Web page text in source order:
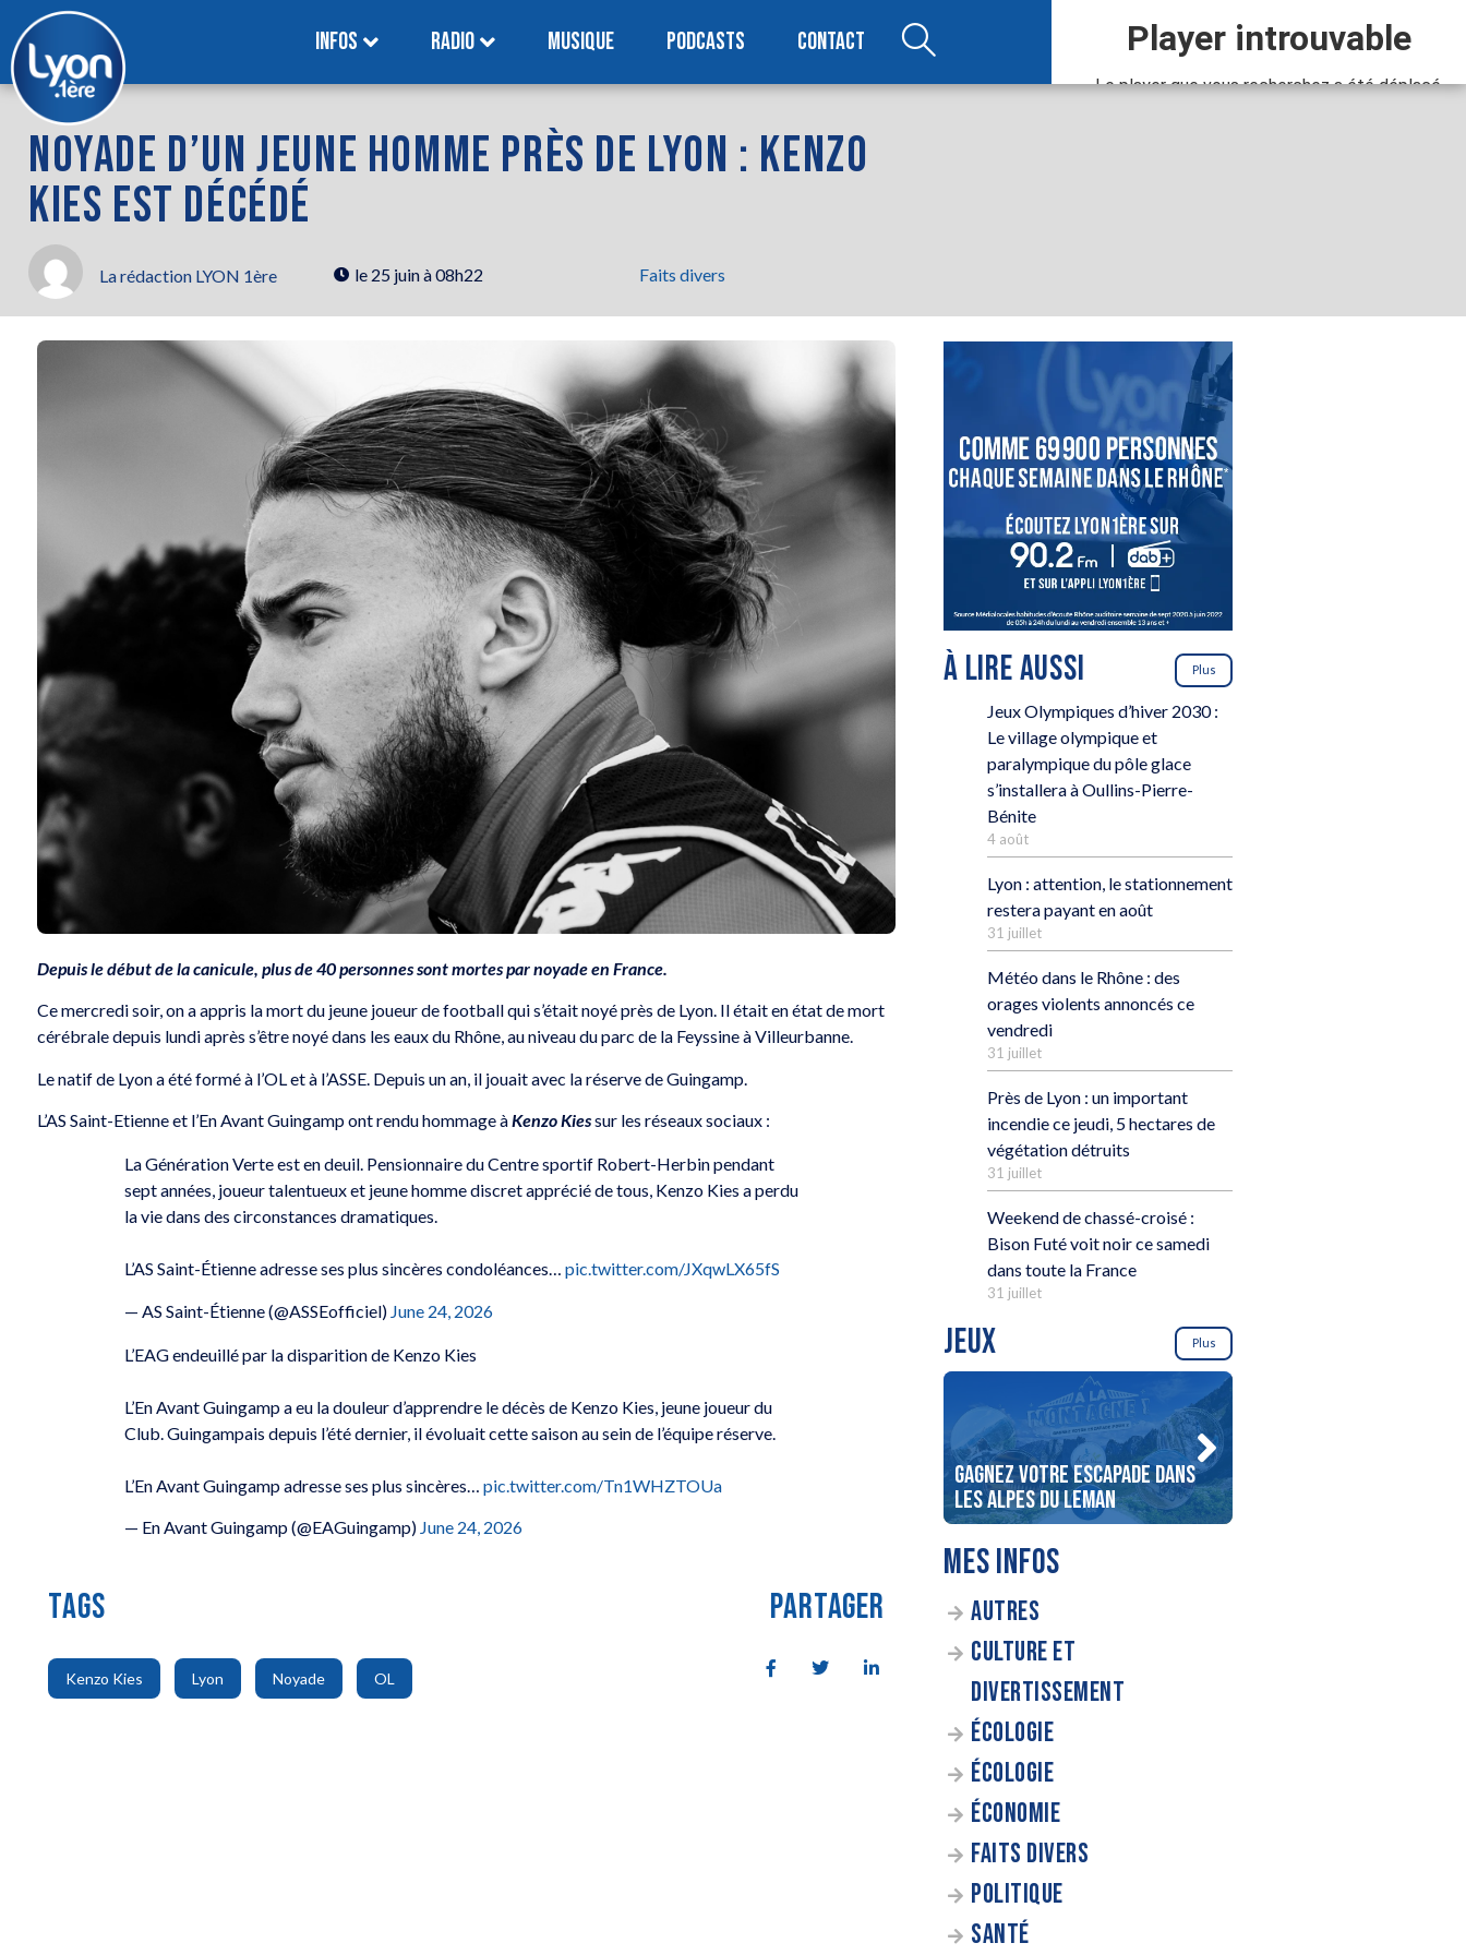
INFOS RADIO MUSIQUE PODCASTS CONTACT
NOYADE D’UN JEUNE HOMME PRÈS DE LYON : KENZO
KIES EST DÉCÉDÉ
La rédaction LYON 1ère le 25 juin à 08h22 Faits divers
Depuis le début de la canicule, plus de 40 personnes sont mortes par noyade en France.
Ce mercredi soir, on a appris la mort du jeune joueur de football qui s’était noyé près de Lyon. Il était en état de mort
cérébrale depuis lundi après s’être noyé dans les eaux du Rhône, au niveau du parc de la Feyssine à Villeurbanne.
Le natif de Lyon a été formé à l’OL et à l’ASSE. Depuis un an, il jouait avec la réserve de Guingamp.
L’AS Saint-Etienne et l’En Avant Guingamp ont rendu hommage àKenzo Kiessur les réseaux sociaux :
La Génération Verte est en deuil. Pensionnaire du Centre sportif Robert-Herbin pendant
sept années, joueur talentueux et jeune homme discret apprécié de tous, Kenzo Kies a perdu
la vie dans des circonstances dramatiques.
L’AS Saint-Étienne adresse ses plus sincères condoléances…pic.twitter.com/JXqwLX65fS
— AS Saint-Étienne (@ASSEofficiel) June 24, 2026
L’EAG endeuillé par la disparition de Kenzo Kies
L’En Avant Guingamp a eu la douleur d’apprendre le décès de Kenzo Kies, jeune joueur du
Club. Guingampais depuis l’été dernier, il évoluait cette saison au sein de l’équipe réserve.
L’En Avant Guingamp adresse ses plus sincères…pic.twitter.com/Tn1WHZTOUa
— En Avant Guingamp (@EAGuingamp) June 24, 2026
TAGS
Kenzo Kies
,
Lyon
,
Noyade
,
OL
PARTAGER
À LIRE AUSSI Plus
Jeux Olympiques d’hiver 2030 :
Le village olympique et
paralympique du pôle glace
s’installera à Oullins-Pierre-
Bénite
4 août
Lyon : attention, le stationnement
restera payant en août
31 juillet
Météo dans le Rhône : des
orages violents annoncés ce
vendredi
31 juillet
Près de Lyon : un important
incendie ce jeudi, 5 hectares de
végétation détruits
31 juillet
Weekend de chassé-croisé :
Bison Futé voit noir ce samedi
dans toute la France
31 juillet
JEUX Plus
Gagnez votre repas matinal
« Le GROS MÂCHON » pour 2 !
Gagnez un an d’abonnement à
L’Appart Fitness
Le grand jeu de l’été
Gagnez votre Escapade dans
les Alpes du Leman
MES INFOS
AUTRES
CULTURE ET
DIVERTISSEMENT
ÉCOLOGIE
ÉCOLOGIE
ÉCONOMIE
FAITS DIVERS
POLITIQUE
SANTÉ